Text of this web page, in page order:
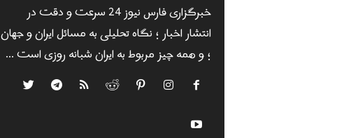
خبرگزاری فارس نیوز 24 سرعت و دقت در
انتشار اخبار ؛ نگاه تحلیلی به مسائل ایران و جهان
؛ و همه چیز مربوط به ایران شبانه روزی است ...